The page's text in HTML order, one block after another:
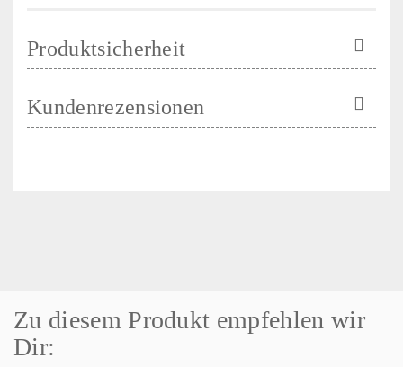
Produktsicherheit
Kundenrezensionen
Zu diesem Produkt empfehlen wir
Dir: